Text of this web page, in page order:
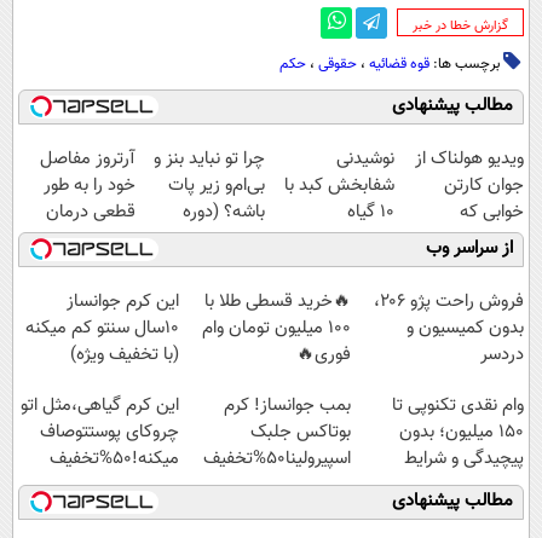
‌گزارش خطا در خبر
برچسب ها: قوه قضائیه ، حقوقی ، حکم
مطالب پیشنهادی
ویدیو هولناک از
جوان کارتن
خوابی که
میلیاردر شد.
آموزش رایگان
نوشیدنی
شفابخش کبد با
10 گیاه
موثر(تخفیف تا
امشب)
چرا تو نباید بنز و
بی‌ام‌و زیر پات
باشه؟ (دوره
رایگان درآمد
میلیاردی)
آرتروز مفاصل
خود را به طور
قطعی درمان
کنید!
◗پرسش‌نامه◖
از سراسر وب
فروش راحت پژو ۲۰6،
بدون کمیسیون و
دردسر
🔥خرید قسطی طلا با
100 میلیون تومان وام
فوری🔥
این کرم جوانساز
10سال سنتو کم میکنه
(با تخفیف ویژه)
وام نقدی تکنوپی تا
۱۵۰ میلیون؛ بدون
پیچیدگی و شرایط
سخت
بمب جوانساز! کرم
بوتاکس جلبک
اسپیرولینا50%تخفیف
این کرم گیاهی،مثل اتو
چروکای پوستتوصاف
میکنه!50%تخفیف
مطالب پیشنهادی